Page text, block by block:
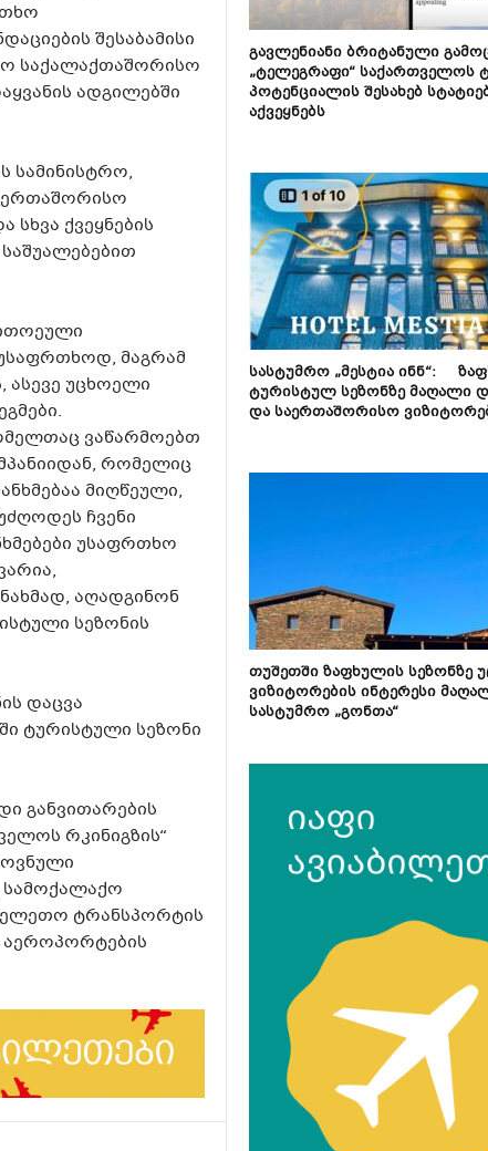
შესაბამისი
საქალაქთაშორისო
ადგილებში
სამინისტრო,
ქვეყნების
მაგრამ
უცხოელი
ვაწარმოებთ
რომელიც
მიღწეული,
ჩვენი
უსაფრთხო
აღადგინონ
სეზონის
დაცვა
ტურისტული სეზონი
განვითარების
რკინიგზის“
სამოქალაქო
ტრანსპორტის
გავლენიანი ბრიტანული
„ტელეგრაფი“ საქართველოს
პოტენციალის შესახებ
აქვეყნებს
სასტუმრო „მესტია ინნ“:
ტურისტულ სეზონზე მაღალი
და საერთაშორისო
თუშეთში ზაფხულის სეზონზე
ვიზიტორების ინტერესი
სასტუმრო „გონთა“